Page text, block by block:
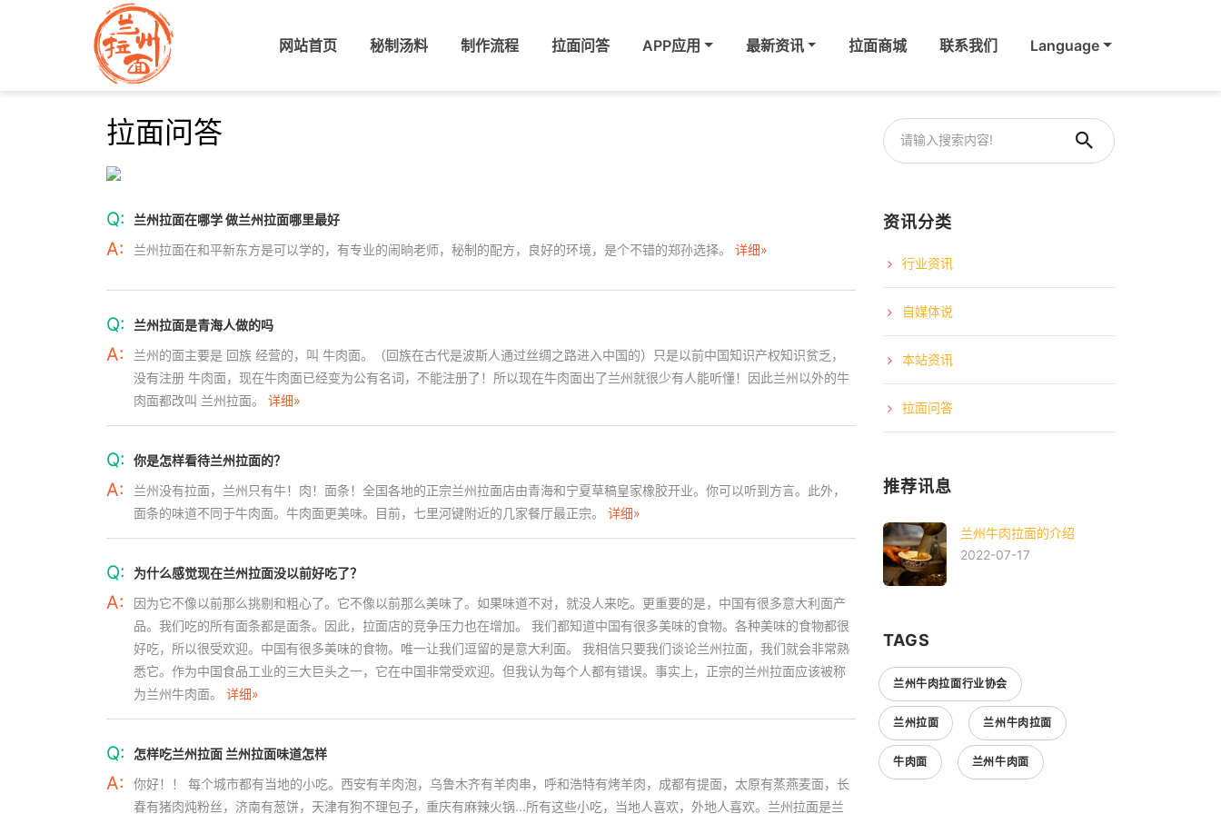
网站首页(current)秘制汤料 制作流程 拉面问答 APP应用 最新资讯 拉面商城 联系我们 Language
拉面问答
Q: 兰州拉面在哪学 做兰州拉面哪里最好
A: 兰州拉面在和平新东方是可以学的，有专业的闹晌老师，秘制的配方，良好的环境，是个不错的郑孙选择。 详细»
Q: 兰州拉面是青海人做的吗
A:
兰州的面主要是 回族 经营的，叫 牛肉面。（回族在古代是波斯人通过丝绸之路进入中国的）只是以前中国知识产权知识贫乏，
没有注册 牛肉面，现在牛肉面已经变为公有名词，不能注册了！所以现在牛肉面出了兰州就很少有人能听懂！因此兰州以外的牛
肉面都改叫 兰州拉面。 详细»
Q: 你是怎样看待兰州拉面的？
A:
兰州没有拉面，兰州只有牛！肉！面条！全国各地的正宗兰州拉面店由青海和宁夏草稿皇家橡胶开业。你可以听到方言。此外，
面条的味道不同于牛肉面。牛肉面更美味。目前，七里河键附近的几家餐厅最正宗。 详细»
Q: 为什么感觉现在兰州拉面没以前好吃了？
A:
因为它不像以前那么挑剔和粗心了。它不像以前那么美味了。如果味道不对，就没人来吃。更重要的是，中国有很多意大利面产
品。我们吃的所有面条都是面条。因此，拉面店的竞争压力也在增加。 我们都知道中国有很多美味的食物。各种美味的食物都很
好吃，所以很受欢迎。中国有很多美味的食物。唯一让我们逗留的是意大利面。 我相信只要我们谈论兰州拉面，我们就会非常熟
悉它。作为中国食品工业的三大巨头之一，它在中国非常受欢迎。但我认为每个人都有错误。事实上，正宗的兰州拉面应该被称
为兰州牛肉面。 详细»
Q: 怎样吃兰州拉面 兰州拉面味道怎样
A:
你好！！ 每个城市都有当地的小吃。西安有羊肉泡，乌鲁木齐有羊肉串，呼和浩特有烤羊肉，成都有提面，太原有蒸燕麦面，长
春有猪肉炖粉丝，济南有葱饼，天津有狗不理包子，重庆有麻辣火锅...所有这些小吃，当地人喜欢，外地人喜欢。兰州拉面是兰
资讯分类
行业资讯
自媒体说
本站资讯
拉面问答
推荐讯息
兰州牛肉拉面的介绍
2022-07-17
TAGS
兰州牛肉拉面行业协会
兰州拉面 兰州牛肉拉面
牛肉面 兰州牛肉面